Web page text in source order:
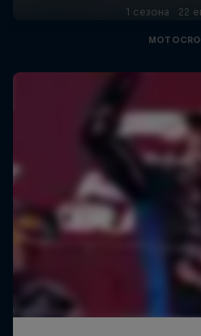
1 сезона · 22